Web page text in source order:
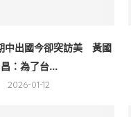
中出國今卻突訪美 黃國
昌：為了台...
2026-01-12